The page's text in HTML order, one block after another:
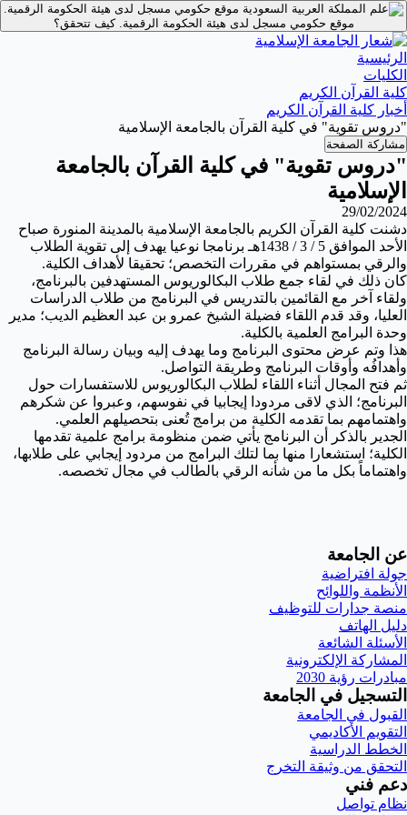
موقع حكومي مسجل لدى هيئة الحكومة الرقمية.
موقع حكومي مسجل لدى هيئة الحكومة الرقمية.كيف تتحقق؟
الرئيسية
الكليات
كلية القرآن الكريم
أخبار كلية القرآن الكريم
"دروس تقوية" في كلية القرآن بالجامعة الإسلامية
مشاركة الصفحة
"دروس تقوية" في كلية القرآن بالجامعة
الإسلامية
29/02/2024
دشنت كلية القرآن الكريم بالجامعة الإسلامية بالمدينة المنورة صباح
الأحد الموافق 5 / 3 / 1438هـ برنامجا نوعيا يهدف إلى تقوية الطلاب
والرقي بمستواهم في مقررات التخصص؛ تحقيقا لأهداف الكلية.
كان ذلك في لقاء جمع طلاب البكالوريوس المستهدفين بالبرنامج،
ولقاء آخر مع القائمين بالتدريس في البرنامج من طلاب الدراسات
العليا، وقد قدم اللقاء فضيلة الشيخ عمرو بن عبد العظيم الديب؛ مدير
وحدة البرامج العلمية بالكلية.
هذا وتم عرض محتوى البرنامج وما يهدف إليه وبيان رسالة البرنامج
وأهدافُه وأوقات البرنامج وطريقة التواصل.
ثم فتح المجال أثناء اللقاء لطلاب البكالوريوس للاستفسارات حول
البرنامج؛ الذي لاقى مردودا إيجابيا في نفوسهم، وعبروا عن شكرهم
واهتمامهم بما تقدمه الكلية من برامج تُعنى بتحصيلهم العلمي.
الجدير بالذكر أن البرنامج يأتي ضمن منظومة برامج علمية تقدمها
الكلية؛ استشعارا منها بما لتلك البرامج من مردود إيجابي على طلابها،
واهتماماً بكل ما من شأنه الرقي بالطالب في مجال تخصصه.
عن الجامعة
جولة افتراضية
الأنظمة واللوائح
منصة جدارات للتوظيف
دليل الهاتف
الأسئلة الشائعة
المشاركة الإلكترونية
مبادرات رؤية 2030
التسجيل في الجامعة
القبول في الجامعة
التقويم الأكاديمي
الخطط الدراسية
التحقق من وثيقة التخرج
دعم فني
نظام تواصل